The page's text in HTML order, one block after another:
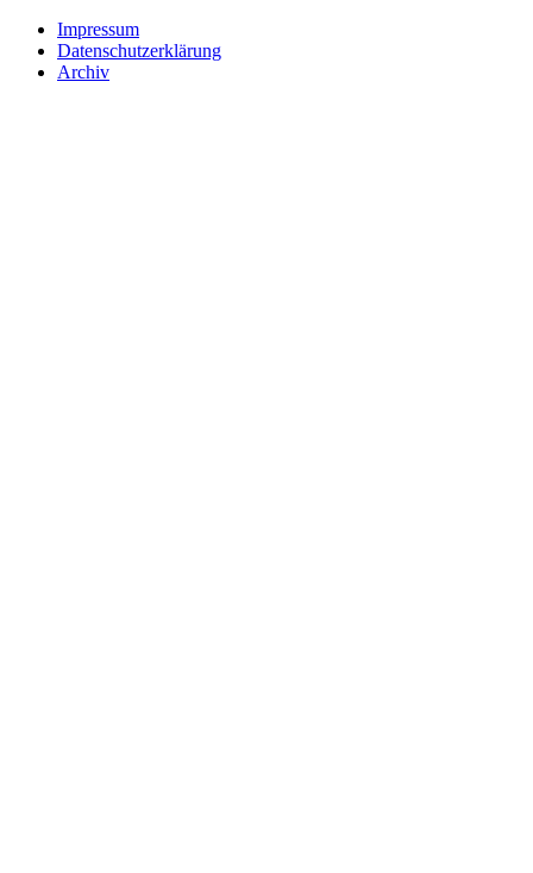
Impressum
Datenschutzerklärung
Archiv